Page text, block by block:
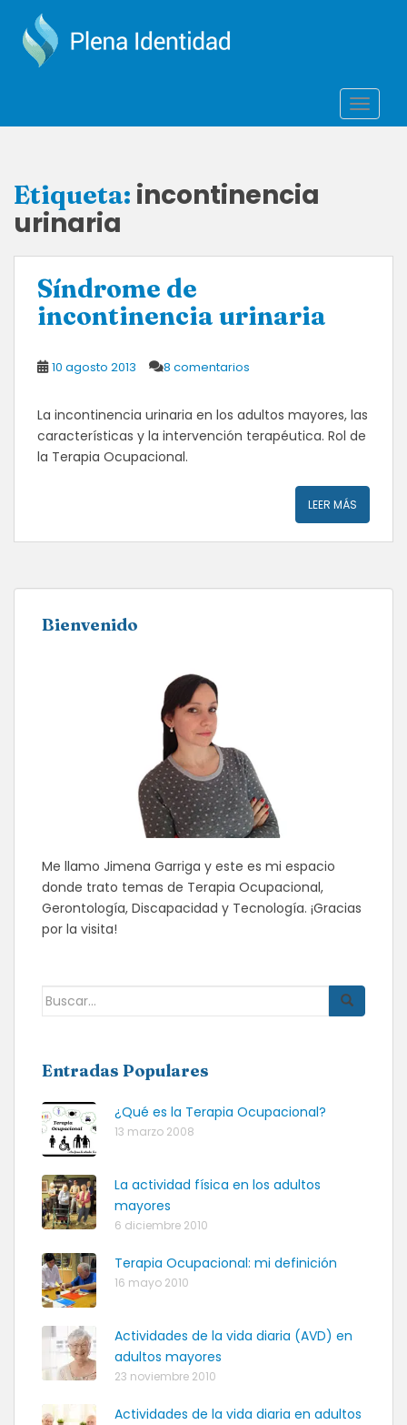
Etiqueta: incontinencia
urinaria
Síndrome de
incontinencia urinaria
10 agosto 2013 8 comentarios
La incontinencia urinaria en los adultos mayores, las
características y la intervención terapéutica. Rol de
la Terapia Ocupacional.
LEER MÁS
Bienvenido
Me llamo Jimena Garriga y este es mi espacio
donde trato temas de Terapia Ocupacional,
Gerontología, Discapacidad y Tecnología. ¡Gracias
por la visita!
Buscar:
Entradas Populares
¿Qué es la Terapia Ocupacional?
13 marzo 2008
La actividad física en los adultos
mayores
6 diciembre 2010
Terapia Ocupacional: mi definición
16 mayo 2010
Actividades de la vida diaria (AVD) en
adultos mayores
23 noviembre 2010
Actividades de la vida diaria en adultos